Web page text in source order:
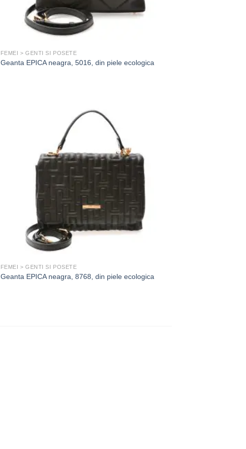
FEMEI > GENTI SI POSETE
Geanta EPICA neagra, 5016, din piele ecologica
FEMEI > GENTI SI POSETE
Geanta EPICA neagra, 8768, din piele ecologica